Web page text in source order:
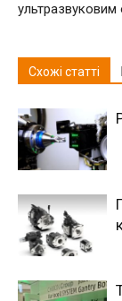
Схожі статті